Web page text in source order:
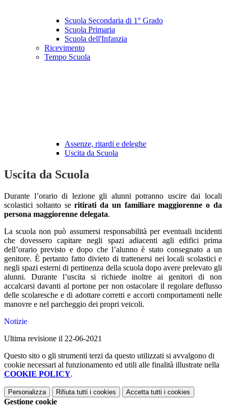
Scuola Secondaria di 1° Grado
Scuola Primaria
Scuola dell'Infanzia
Ricevimento
Tempo Scuola
Assenze, ritardi e deleghe
Uscita da Scuola
Uscita da Scuola
Durante l’orario di lezione gli alunni potranno uscire dai locali
scolastici soltanto seritirati da un familiare maggiorenne o da
persona maggiorenne delegata.
La scuola non può assumersi responsabilità per eventuali incidenti
che dovessero capitare negli spazi adiacenti agli edifici prima
dell’orario previsto e dopo che l’alunno è stato consegnato a un
genitore. È pertanto fatto divieto di trattenersi nei locali scolastici e
negli spazi esterni di pertinenza della scuola dopo avere prelevato gli
alunni. Durante l’uscita si richiede inoltre ai genitori di non
accalcarsi davanti al portone per non ostacolare il regolare deflusso
delle scolaresche e di adottare corretti e accorti comportamenti nelle
manovre e nel parcheggio dei propri veicoli.
Notizie
Ultima revisione il 22-06-2021
Questo sito o gli strumenti terzi da questo utilizzati si avvalgono di
cookie necessari al funzionamento ed utili alle finalità illustrate nella
COOKIE POLICY.
Personalizza Rifiuta tutti i cookies Accetta tutti i cookies
Gestione cookie